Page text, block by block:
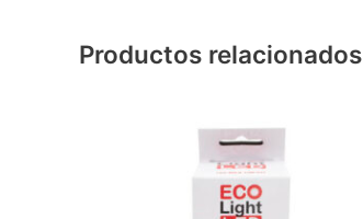
Productos relacionados